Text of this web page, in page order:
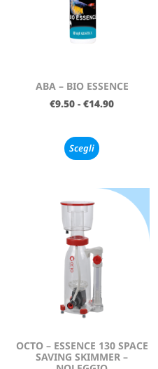
ABA – BIO ESSENCE
€9.50 - €14.90
Scegli
OCTO – ESSENCE 130 SPACE
SAVING SKIMMER –